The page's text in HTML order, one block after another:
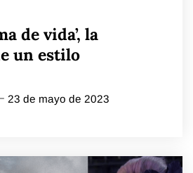
de vida’, la
un estilo
23 de mayo de 2023